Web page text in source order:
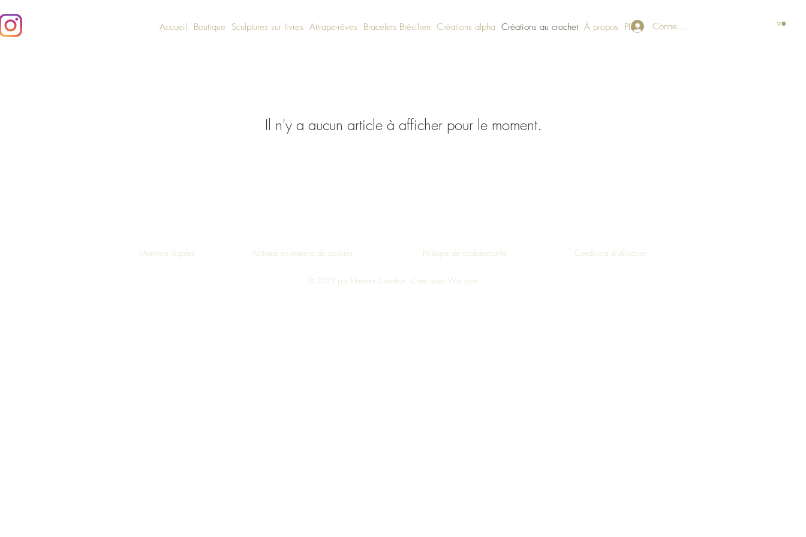
Accueil Boutique Sculptures sur livres Attrape-rêves Bracelets Brésilien Créations alpha Créations au crochet À propos Plus Connexion
Il n'y a aucun article à afficher pour le moment.
Mentions légales Politique en matière de cookies Politique de confidentialité Conditions d'utilisation
© 2023 par Flamant Création. Créé avec Wix.com